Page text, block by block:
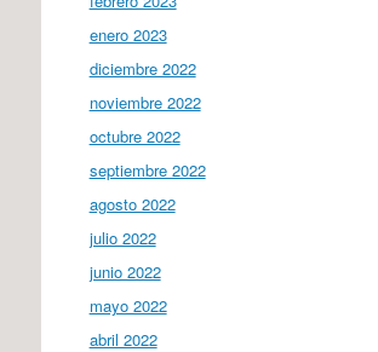
enero 2023
diciembre 2022
noviembre 2022
octubre 2022
septiembre 2022
agosto 2022
julio 2022
junio 2022
mayo 2022
abril 2022